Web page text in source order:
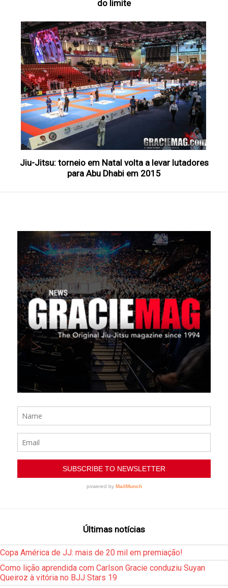
do limite
Jiu-Jitsu: torneio em Natal volta a levar lutadores
para Abu Dhabi em 2015
Últimas notícias
Copa América de JJ: mais de 20 mil em premiação!
Como lição aprendida com Carlson Gracie conduziu Suyan
Queiroz à vitória no BJJ Stars 19